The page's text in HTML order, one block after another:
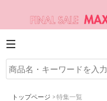
トップページ >特集一覧